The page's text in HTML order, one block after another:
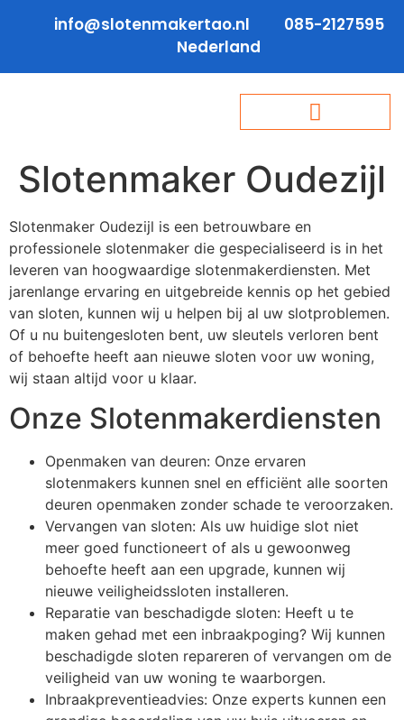
info@slotenmakertao.nl
085-2127595
Nederland
Slotenmaker Oudezijl
Slotenmaker Oudezijl is een betrouwbare en
professionele slotenmaker die gespecialiseerd is in het
leveren van hoogwaardige slotenmakerdiensten. Met
jarenlange ervaring en uitgebreide kennis op het gebied
van sloten, kunnen wij u helpen bij al uw slotproblemen.
Of u nu buitengesloten bent, uw sleutels verloren bent
of behoefte heeft aan nieuwe sloten voor uw woning,
wij staan altijd voor u klaar.
Onze Slotenmakerdiensten
Openmaken van deuren: Onze ervaren
slotenmakers kunnen snel en efficiënt alle soorten
deuren openmaken zonder schade te veroorzaken.
Vervangen van sloten: Als uw huidige slot niet
meer goed functioneert of als u gewoonweg
behoefte heeft aan een upgrade, kunnen wij
nieuwe veiligheidssloten installeren.
Reparatie van beschadigde sloten: Heeft u te
maken gehad met een inbraakpoging? Wij kunnen
beschadigde sloten repareren of vervangen om de
veiligheid van uw woning te waarborgen.
Inbraakpreventieadvies: Onze experts kunnen een